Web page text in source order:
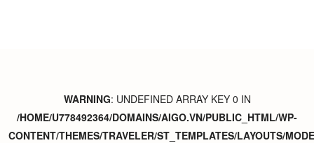
WARNING: UNDEFINED ARRAY KEY 0 IN
/HOME/U778492364/DOMAINS/AIGO.VN/PUBLIC_HTML/WP-
CONTENT/THEMES/TRAVELER/ST_TEMPLATES/LAYOUTS/